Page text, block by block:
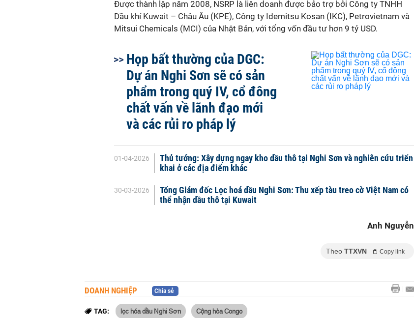
Được thành lập năm 2008, NSRP là liên doanh được bảo trợ bởi Công ty TNHH
Dầu khí Kuwait – Châu Âu (KPE), Công ty Idemitsu Kosan (IKC), Petrovietnam và
Mitsui Chemicals (MCI) của Nhật Bản, với tổng vốn đầu tư hơn 9 tỷ USD.
Họp bất thường của DGC:
Dự án Nghi Sơn sẽ có sản
phẩm trong quý IV, cổ đông
chất vấn về lãnh đạo mới
và các rủi ro pháp lý
01-04-2026
Thủ tướng: Xây dựng ngay kho dầu thô tại Nghi Sơn và nghiên cứu triển
khai ở các địa điểm khác
30-03-2026
Tổng Giám đốc Lọc hoá dầu Nghi Sơn: Thu xếp tàu treo cờ Việt Nam có
thể nhận dầu thô tại Kuwait
Anh Nguyễn
Theo TTXVN Copy link
DOANH NGHIỆP Chia sẻ
TAG: lọc hóa dầu Nghi Sơn Cộng hòa Congo